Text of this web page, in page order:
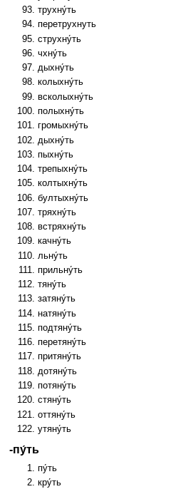
трухну́ть
перетрухнуть
струхну́ть
чхну́ть
дыхну́ть
колыхну́ть
всколыхну́ть
полыхну́ть
громыхну́ть
дыхну́ть
пыхну́ть
трепыхну́ть
колтыхну́ть
бултыхну́ть
тряхну́ть
встряхну́ть
качну́ть
льну́ть
прильну́ть
тяну́ть
затяну́ть
натяну́ть
подтяну́ть
перетяну́ть
притяну́ть
дотяну́ть
потяну́ть
стяну́ть
оттяну́ть
утяну́ть
-пу́ть
пу́ть
кру́ть